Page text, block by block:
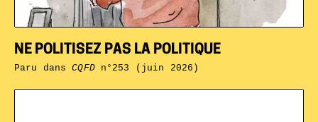
NE POLITISEZ PAS LA POLITIQUE
Paru dansCQFDn°253 (juin 2026)